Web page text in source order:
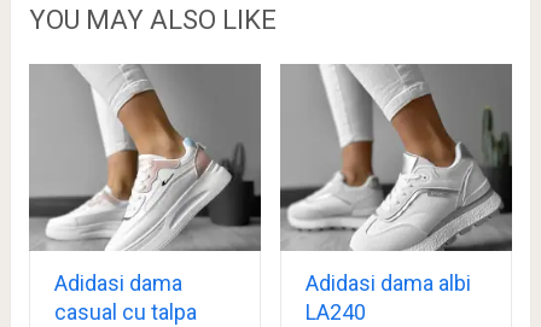
YOU MAY ALSO LIKE
Adidasi dama
casual cu talpa
Adidasi dama albi
LA240